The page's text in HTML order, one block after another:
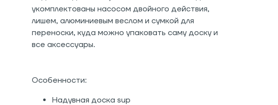
укомплектованы насосом двойного действия,
лишем, алюминиевым веслом и сумкой для
переноски, куда можно упаковать саму доску и
все аксессуары.
Особенности:
Надувная доска sup